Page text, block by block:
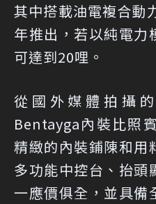
其中搭載油電複合動
年推出，若以純電力
可達到20哩。
從國外媒體拍攝
Bentayga內裝比照
精緻的內裝鋪陳和用
多功能中控台、抬頭
一應價俱全，並具備